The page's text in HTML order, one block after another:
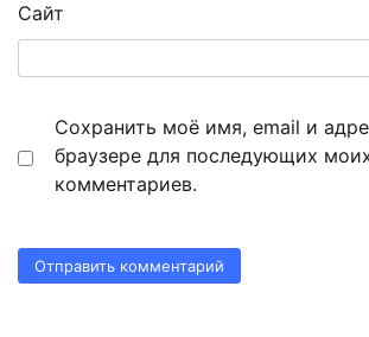
Сайт
Сохранить моё имя, email и
браузере для последующих
комментариев.